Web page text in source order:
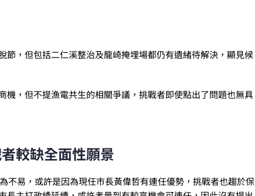
節，但包括二仁溪整治及龍崎掩埋場都仍有遺緒待解決，顯見候
機，但不提漁電共生的相關爭議，挑戰者即使點出了問題也無具
較缺全面性願景
不易，或許是因為現任市長黃偉哲有連任優勢，挑戰者也趨於保